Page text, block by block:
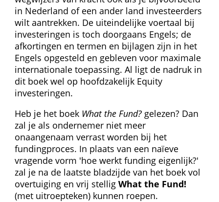
in Nederland of een ander land investeerders
wilt aantrekken. De uiteindelijke voertaal bij
investeringen is toch doorgaans Engels; de
afkortingen en termen en bijlagen zijn in het
Engels opgesteld en gebleven voor maximale
internationale toepassing. Al ligt de nadruk in
dit boek wel op hoofdzakelijk Equity
investeringen.
Heb je het boek What the Fund? gelezen? Dan
zal je als ondernemer niet meer
onaangenaam verrast worden bij het
fundingproces. In plaats van een naïeve
vragende vorm 'hoe werkt funding eigenlijk?'
zal je na de laatste bladzijde van het boek vol
overtuiging en vrij stellig What the Fund!
(met uitroepteken) kunnen roepen.